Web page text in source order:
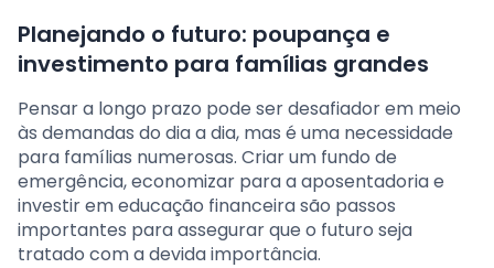
Planejando o futuro: poupança e
investimento para famílias grandes
Pensar a longo prazo pode ser desafiador em meio
às demandas do dia a dia, mas é uma necessidade
para famílias numerosas. Criar um fundo de
emergência, economizar para a aposentadoria e
investir em educação financeira são passos
importantes para assegurar que o futuro seja
tratado com a devida importância.